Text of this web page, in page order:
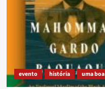
evento história uma boa